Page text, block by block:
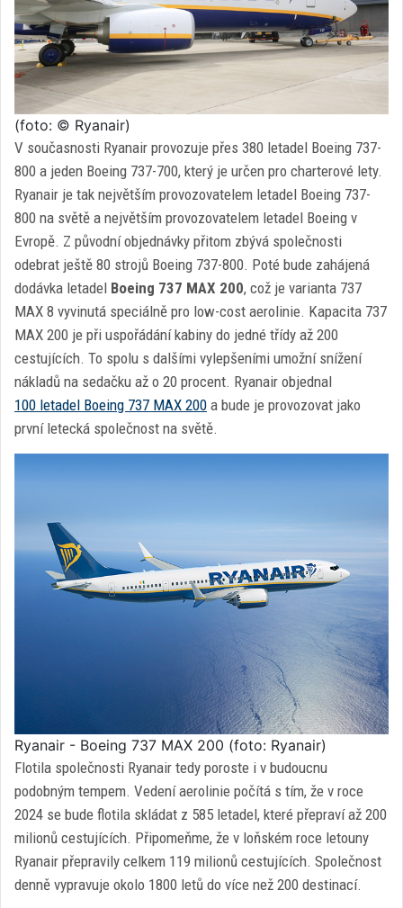
(foto: © Ryanair)
V současnosti Ryanair provozuje přes 380 letadel Boeing 737-
800 a jeden Boeing 737-700, který je určen pro charterové lety.
Ryanair je tak největším provozovatelem letadel Boeing 737-
800 na světě a největším provozovatelem letadel Boeing v
Evropě. Z původní objednávky přitom zbývá společnosti
odebrat ještě 80 strojů Boeing 737-800. Poté bude zahájená
dodávka letadel Boeing 737 MAX 200, což je varianta 737
MAX 8 vyvinutá speciálně pro low-cost aerolinie. Kapacita 737
MAX 200 je při uspořádání kabiny do jedné třídy až 200
cestujících. To spolu s dalšími vylepšeními umožní snížení
nákladů na sedačku až o 20 procent. Ryanair objednal
100 letadel Boeing 737 MAX 200 a bude je provozovat jako
první letecká společnost na světě.
Ryanair - Boeing 737 MAX 200 (foto: Ryanair)
Flotila společnosti Ryanair tedy poroste i v budoucnu
podobným tempem. Vedení aerolinie počítá s tím, že v roce
2024 se bude flotila skládat z 585 letadel, které přepraví až 200
milionů cestujících. Připomeňme, že v loňském roce letouny
Ryanair přepravily celkem 119 milionů cestujících. Společnost
denně vypravuje okolo 1800 letů do více než 200 destinací.